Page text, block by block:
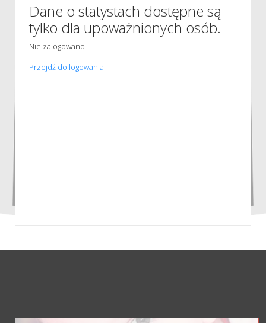
Dane o statystach dostępne są
tylko dla upoważnionych osób.
Nie zalogowano
Przejdź do logowania